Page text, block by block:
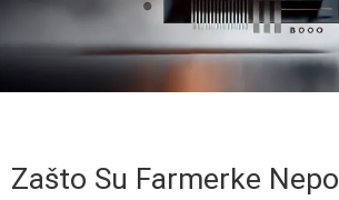
Zašto Su Farmerke